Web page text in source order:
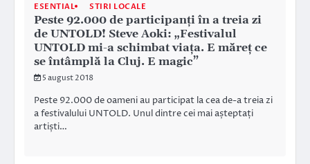
ESENTIAL STIRI LOCALE
Peste 92.000 de participanţi în a treia zi
de UNTOLD! Steve Aoki: „Festivalul
UNTOLD mi-a schimbat viaţa. E măreţ ce
se întâmplă la Cluj. E magic”
5 august 2018
Peste 92.000 de oameni au participat la cea de-a treia zi
a festivalului UNTOLD. Unul dintre cei mai așteptați
artiști…